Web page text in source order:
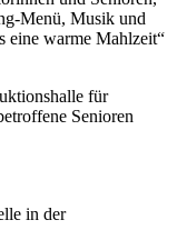
für
Senioren
in der